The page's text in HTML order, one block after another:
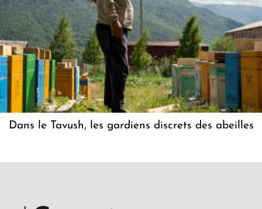
Dans le Tavush, les gardiens discrets des abeilles